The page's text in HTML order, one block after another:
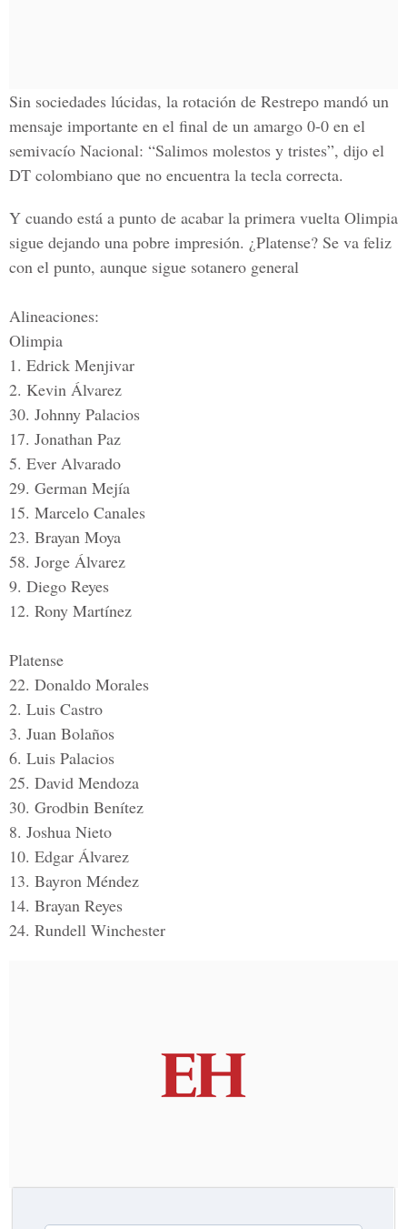
Sin sociedades lúcidas, la rotación de Restrepo mandó un
mensaje importante en el final de un amargo 0-0 en el
semivacío Nacional: “Salimos molestos y tristes”, dijo el
DT colombiano que no encuentra la tecla correcta.
Y cuando está a punto de acabar la primera vuelta Olimpia
sigue dejando una pobre impresión. ¿Platense? Se va feliz
con el punto, aunque sigue sotanero general
Alineaciones:
Olimpia
1. Edrick Menjivar
2. Kevin Álvarez
30. Johnny Palacios
17. Jonathan Paz
5. Ever Alvarado
29. German Mejía
15. Marcelo Canales
23. Brayan Moya
58. Jorge Álvarez
9. Diego Reyes
12. Rony Martínez
Platense
22. Donaldo Morales
2. Luis Castro
3. Juan Bolaños
6. Luis Palacios
25. David Mendoza
30. Grodbin Benítez
8. Joshua Nieto
10. Edgar Álvarez
13. Bayron Méndez
14. Brayan Reyes
24. Rundell Winchester